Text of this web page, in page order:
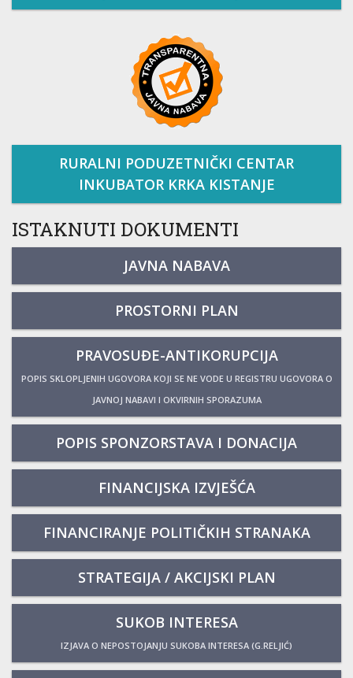
RURALNI PODUZETNIČKI CENTAR
INKUBATOR KRKA KISTANJE
ISTAKNUTI DOKUMENTI
JAVNA NABAVA
PROSTORNI PLAN
PRAVOSUĐE-ANTIKORUPCIJA
POPIS SKLOPLJENIH UGOVORA KOJI SE NE VODE U REGISTRU UGOVORA O
JAVNOJ NABAVI I OKVIRNIH SPORAZUMA
POPIS SPONZORSTAVA I DONACIJA
FINANCIJSKA IZVJEŠĆA
FINANCIRANJE POLITIČKIH STRANAKA
STRATEGIJA / AKCIJSKI PLAN
SUKOB INTERESA
IZJAVA O NEPOSTOJANJU SUKOBA INTERESA (G.RELJIĆ)